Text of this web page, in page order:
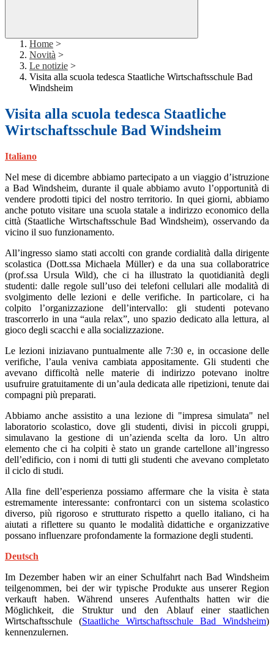
Home >
Novità >
Le notizie >
Visita alla scuola tedesca Staatliche Wirtschaftsschule Bad
Windsheim
Visita alla scuola tedesca Staatliche
Wirtschaftsschule Bad Windsheim
Italiano
Nel mese di dicembre abbiamo partecipato a un viaggio d’istruzione
a Bad Windsheim, durante il quale abbiamo avuto l’opportunità di
vendere prodotti tipici del nostro territorio. In quei giorni, abbiamo
anche potuto visitare una scuola statale a indirizzo economico della
città (Staatliche Wirtschaftsschule Bad Windsheim), osservando da
vicino il suo funzionamento.
All’ingresso siamo stati accolti con grande cordialità dalla dirigente
scolastica (Dott.ssa Michaela Müller) e da una sua collaboratrice
(prof.ssa Ursula Wild), che ci ha illustrato la quotidianità degli
studenti: dalle regole sull’uso dei telefoni cellulari alle modalità di
svolgimento delle lezioni e delle verifiche. In particolare, ci ha
colpito l’organizzazione dell’intervallo: gli studenti potevano
trascorrerlo in una “aula relax”, uno spazio dedicato alla lettura, al
gioco degli scacchi e alla socializzazione.
Le lezioni iniziavano puntualmente alle 7:30 e, in occasione delle
verifiche, l’aula veniva cambiata appositamente. Gli studenti che
avevano difficoltà nelle materie di indirizzo potevano inoltre
usufruire gratuitamente di un’aula dedicata alle ripetizioni, tenute dai
compagni più preparati.
Abbiamo anche assistito a una lezione di "impresa simulata" nel
laboratorio scolastico, dove gli studenti, divisi in piccoli gruppi,
simulavano la gestione di un’azienda scelta da loro. Un altro
elemento che ci ha colpiti è stato un grande cartellone all’ingresso
dell’edificio, con i nomi di tutti gli studenti che avevano completato
il ciclo di studi.
Alla fine dell’esperienza possiamo affermare che la visita è stata
estremamente interessante: confrontarci con un sistema scolastico
diverso, più rigoroso e strutturato rispetto a quello italiano, ci ha
aiutati a riflettere su quanto le modalità didattiche e organizzative
possano influenzare profondamente la formazione degli studenti.
Deutsch
Im Dezember haben wir an einer Schulfahrt nach Bad Windsheim
teilgenommen, bei der wir typische Produkte aus unserer Region
verkauft haben. Während unseres Aufenthalts hatten wir die
Möglichkeit, die Struktur und den Ablauf einer staatlichen
Wirtschaftsschule (Staatliche Wirtschaftsschule Bad Windsheim)
kennenzulernen.